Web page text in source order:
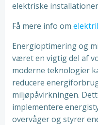
elektriske
Få mere info om
Energioptimering og
været en vigtig del af
moderne teknologier
reducere
miljøpåvirkningen.
implementere
overvåger og styrer